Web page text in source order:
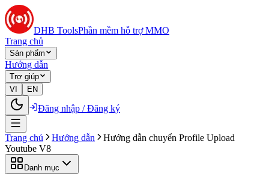
DHB ToolsPhần mềm hỗ trợ MMO
Trang chủ
Sản phẩm
Hướng dẫn
Trợ giúp
VI
EN
Đăng nhập / Đăng ký
Trang chủ Hướng dẫn
Hướng dẫn chuyển Profile Upload
Youtube V8
Danh mục